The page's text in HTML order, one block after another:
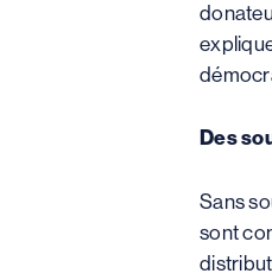
Des
Sans
sont